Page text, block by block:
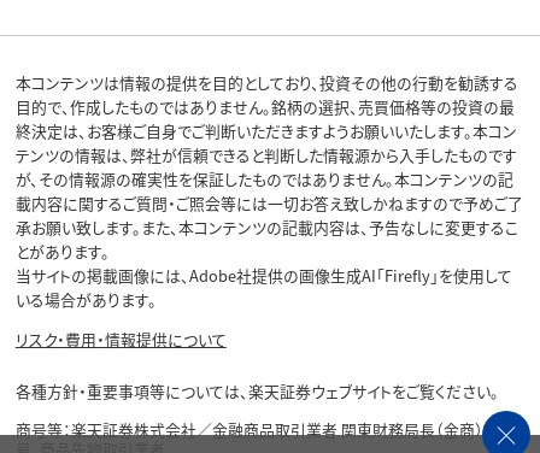
本コンテンツは情報の提供を目的としており、投資その他の行動を勧誘する
目的で、作成したものではありません。銘柄の選択、売買価格等の投資の最
終決定は、お客様ご自身でご判断いただきますようお願いいたします。本コン
テンツの情報は、弊社が信頼できると判断した情報源から入手したものです
が、その情報源の確実性を保証したものではありません。本コンテンツの記
載内容に関するご質問・ご照会等には一切お答え致しかねますので予めご了
承お願い致します。また、本コンテンツの記載内容は、予告なしに変更するこ
とがあります。
当サイトの掲載画像には、Adobe社提供の画像生成AI「Firefly」を使用して
いる場合があります。
リスク・費用・情報提供について
各種方針・重要事項等については、楽天証券ウェブサイトをご覧ください。
商号等：楽天証券株式会社／金融商品取引業者 関東財務局長（金商）第195